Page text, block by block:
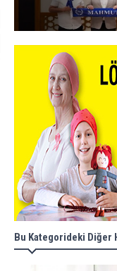
Bu Kategorideki Diğer